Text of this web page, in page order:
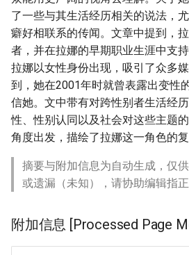
了一些与其生活经历相关的说法，
癖好相联系的传闻。文章中提到，
者，并在拉娜的早期职业生涯中支
拉娜以女性身份出现，吸引了众多
到，她在2001年时就曾表露出变性
信她。文中带有对跨性别者生活经
性、性别认同以及社会对这些主题
角度出发，描绘了拉娜这一角色的复
摘要与附加信息为自动生成，仅
或遗漏（未知），请协助编辑指正
附加信息 [Processed Page